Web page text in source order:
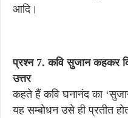
आदि।
प्रश्न 7. कवि सुजान कहकर
उत्तर
कहते हैं कवि घनानंद का
यह सम्बोधन उसे ही प्रतीत